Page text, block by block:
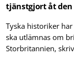
tjänstgjort åt
Tyska historiker
ska utlämnas om
Storbritannien,